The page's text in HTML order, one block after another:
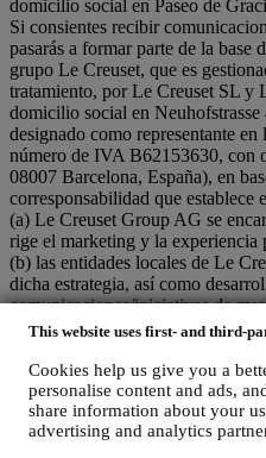
This website uses first- and third-
Cookies help us give you a
personalise content and ads,
share information about your
advertising and analytics
domicilio social en Paseo de
Si consientes recibir
pasarás a formar parte de la base
grupo Le Creuset, que es
tratamiento, por Le Creuset SL y
domicilio social en
designado como representante
número de IVA B62153630, con
08007 Barcelona, España), en
corresponsabilidad que establece
(a) Le Creuset Group AG se
rige el marketing y la experiencia
(b) las entidades locales de Le
dicha estrategia, así como
comunicaciones/iniciativas de
país específico);
de derechos de los interesados.
3. ¿POR QUÉ RECOPILAMOS
Podemos procesar sus datos